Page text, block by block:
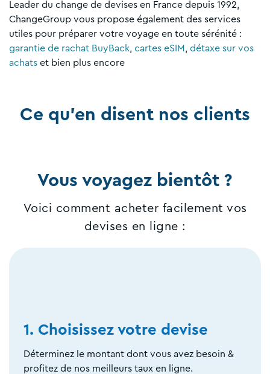
Leader du change de devises en France depuis 1992,
ChangeGroup vous propose également des services
utiles pour préparer votre voyage en toute sérénité :
garantie de rachat BuyBack, cartes eSIM, détaxe sur vos
achats et bien plus encore
Ce qu'en disent nos clients
Vous voyagez bientôt ?
Voici comment acheter facilement vos
devises en ligne :
1. Choisissez votre devise
Déterminez le montant dont vous avez besoin &
profitez de nos meilleurs taux en ligne.